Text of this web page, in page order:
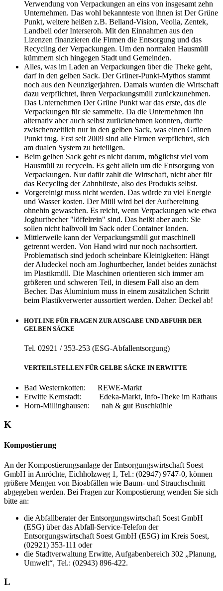
Verwendung von Verpackungen an eins von insgesamt zehn
Unternehmen. Das wohl bekannteste von ihnen ist Der Grüne
Punkt, weitere heißen z.B. Belland-Vision, Veolia, Zentek,
Landbell oder Interseroh. Mit den Einnahmen aus den
Lizenzen finanzieren die Firmen die Entsorgung und das
Recycling der Verpackungen. Um den normalen Hausmüll
kümmern sich hingegen Stadt und Gemeinden.
Alles, was im Laden an Verpackungen über die Theke geht,
darf in den gelben Sack. Der Grüner-Punkt-Mythos stammt
noch aus den Neunzigerjahren. Damals wurden die Wirtschaft
dazu verpflichtet, ihren Verpackungsmüll zurückzunehmen.
Das Unternehmen Der Grüne Punkt war das erste, das die
Verpackungen für sie sammelte. Da die Unternehmen ihn
alternativ aber auch selbst zurücknehmen konnten, durfte
zwischenzeitlich nur in den gelben Sack, was einen Grünen
Punkt trug. Erst seit 2009 sind alle Firmen verpflichtet, sich
am dualen System zu beteiligen.
Beim gelben Sack geht es nicht darum, möglichst viel vom
Hausmüll zu recyceln. Es geht allein um die Entsorgung von
Verpackungen. Nur dafür zahlt die Wirtschaft, nicht aber für
das Recycling der Zahnbürste, also des Produkts selbst.
Vorgereinigt muss nicht werden. Das würde zu viel Energie
und Wasser kosten. Der Müll wird bei der Aufbereitung
ohnehin gewaschen. Es reicht, wenn Verpackungen wie etwa
Joghurtbecher "löffelrein" sind. Das heißt aber auch: Sie
sollen nicht halbvoll im Sack oder Container landen.
Mittlerweile kann der Verpackungsmüll gut maschinell
getrennt werden. Von Hand wird nur noch nachsortiert.
Problematisch sind jedoch scheinbare Kleinigkeiten: Hängt
der Aludeckel noch am Joghurtbecher, landet beides zunächst
im Plastikmüll. Die Maschinen orientieren sich immer am
größeren und schweren Teil, in diesem Fall also an dem
Becher. Das Aluminium muss in einem zusätzlichen Schritt
beim Plastikverwerter aussortiert werden. Daher: Deckel ab!
HOTLINE FÜR FRAGEN ZUR AUSGABE UND ABFUHR DER
GELBEN SÄCKE
Tel. 02921 / 353-253 (ESG-Abfallentsorgung)
VERTEILSTELLEN FÜR GELBE SÄCKE IN ERWITTE
Bad Westernkotten: REWE-Markt
Erwitte Kernstadt: Edeka-Markt, Info-Theke im Rathaus
Horn-Millinghausen: nah & gut Buschkühle
K
Kompostierung
An der Kompostierungsanlage der Entsorgungswirtschaft Soest
GmbH in Anröchte, Eichholzweg 1, Tel.: (02947) 9747-0, können
größere Mengen von Bioabfällen wie Baum- und Strauchschnitt
abgegeben werden. Bei Fragen zur Kompostierung wenden Sie sich
bitte an:
die Abfallberater der Entsorgungswirtschaft Soest GmbH
(ESG) über das Abfall-Service-Telefon der
Entsorgungswirtschaft Soest GmbH (ESG) im Kreis Soest,
(02921) 353-111 oder
die Stadtverwaltung Erwitte, Aufgabenbereich 302 „Planung,
Umwelt“, Tel.: (02943) 896-422.
L